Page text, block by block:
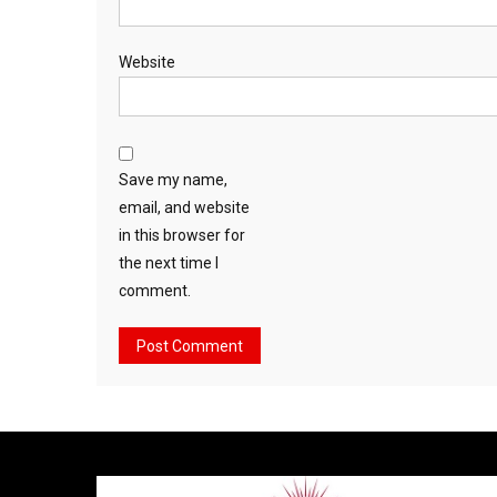
Website
Save my name,
email, and website
in this browser for
the next time I
comment.